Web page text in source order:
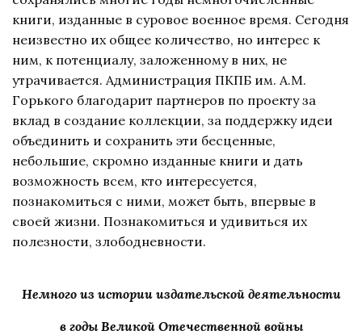
книги, изданные в суровое военное время. Сегодня
неизвестно их общее количество, но интерес к
ним, к потенциалу, заложенному в них, не
утрачивается. Администрация ПКПБ им. А.М.
Горького благодарит партнеров по проекту за
вклад в создание коллекции, за поддержку идеи
объединить и сохранить эти бесценные,
небольшие, скромно изданные книги и дать
возможность всем, кто интересуется,
познакомиться с ними, может быть, впервые в
своей жизни. Познакомиться и удивиться их
полезности, злободневности.
Немного из истории издательской деятельности
в годы Великой Отечественной войны